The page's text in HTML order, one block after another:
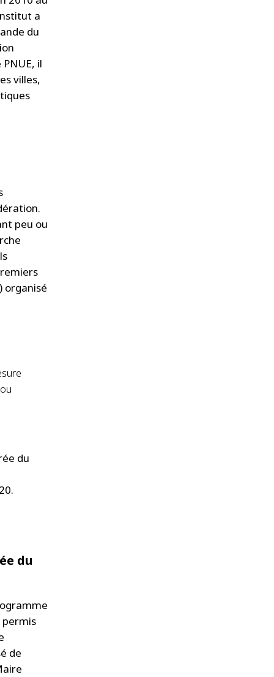
a
du
il
villes,
peu ou
organisé
du
du
permis
de